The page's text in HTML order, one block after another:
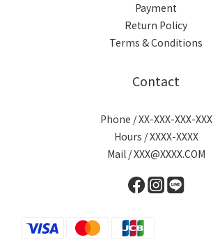
Payment
Return Policy
Terms & Conditions
Contact
Phone / XX-XXX-XXX-XXX
Hours / XXXX-XXXX
Mail / XXX@XXXX.COM